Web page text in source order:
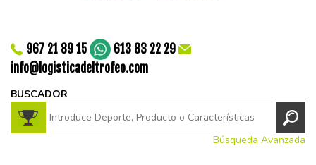
967 21 89 15
613 83 22 29
info@logisticadeltrofeo.com
BUSCADOR
Búsqueda Avanzada